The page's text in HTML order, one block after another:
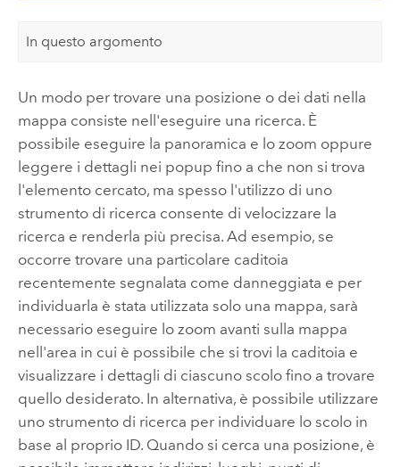
In questo argomento
Un modo per trovare una posizione o dei dati nella
mappa consiste nell'eseguire una ricerca. È
possibile eseguire la panoramica e lo zoom oppure
leggere i dettagli nei popup fino a che non si trova
l'elemento cercato, ma spesso l'utilizzo di uno
strumento di ricerca consente di velocizzare la
ricerca e renderla più precisa. Ad esempio, se
occorre trovare una particolare caditoia
recentemente segnalata come danneggiata e per
individuarla è stata utilizzata solo una mappa, sarà
necessario eseguire lo zoom avanti sulla mappa
nell'area in cui è possibile che si trovi la caditoia e
visualizzare i dettagli di ciascuno scolo fino a trovare
quello desiderato. In alternativa, è possibile utilizzare
uno strumento di ricerca per individuare lo scolo in
base al proprio ID. Quando si cerca una posizione, è